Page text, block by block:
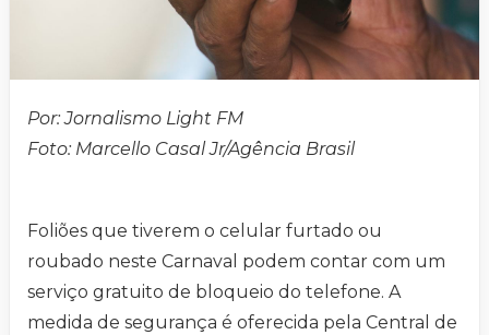
Por: Jornalismo Light FM
Foto: Marcello Casal Jr/Agência Brasil
Foliões que tiverem o celular furtado ou
roubado neste Carnaval podem contar com um
serviço gratuito de bloqueio do telefone. A
medida de segurança é oferecida pela Central de